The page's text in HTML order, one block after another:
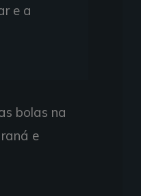
e a
bolas na
e